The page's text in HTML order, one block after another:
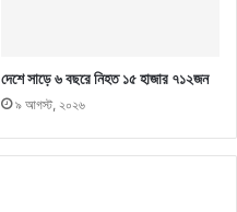
দেশে সাড়ে ৬ বছরে নিহত ১৫ হাজার ৭১২জন
৯ আগস্ট, ২০২৬